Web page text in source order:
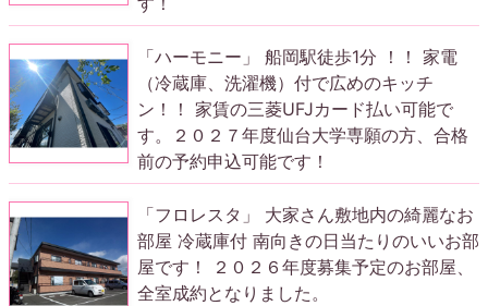
「ハーモニー」 船岡駅徒歩1分 ！！ 家電
（冷蔵庫、洗濯機）付で広めのキッチ
ン！！ 家賃の三菱UFJカード払い可能で
す。２０２７年度仙台大学専願の方、合格
前の予約申込可能です！
「フロレスタ」 大家さん敷地内の綺麗なお
部屋 冷蔵庫付 南向きの日当たりのいいお部
屋です！ ２０２６年度募集予定のお部屋、
全室成約となりました。